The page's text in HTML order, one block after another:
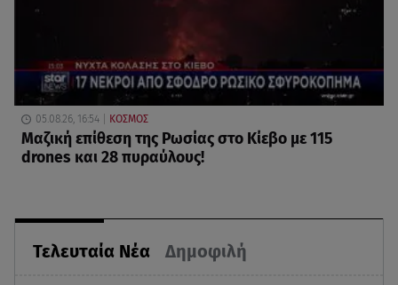
Τελευταία Νέα Δημοφιλή
05.08.26, 16:54 ΚΟΣΜΟΣ
Μαζική επίθεση της Ρωσίας στο Κίεβο με 115
drones και 28 πυραύλους!